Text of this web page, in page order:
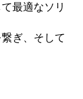
最適なソリ
ぎ、そして